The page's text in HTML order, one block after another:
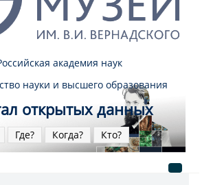
академия наук
науки и высшего образования
открытых данных
Где? Когда? Кто?